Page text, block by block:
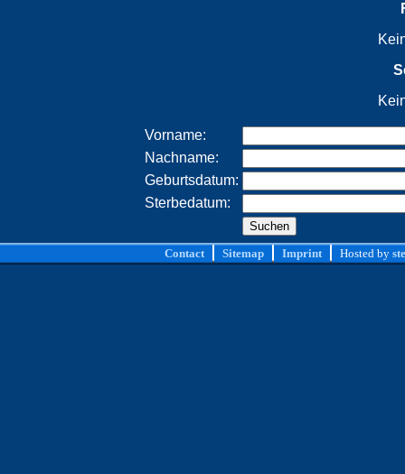
Vorname:
Nachname:
Geburtsdatum:
Sterbedatum:
Contact Sitemap Imprint Hosted by